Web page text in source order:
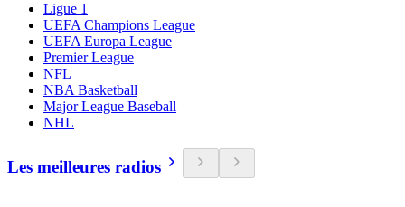
Ligue 1
UEFA Champions League
UEFA Europa League
Premier League
NFL
NBA Basketball
Major League Baseball
NHL
Les meilleures radios